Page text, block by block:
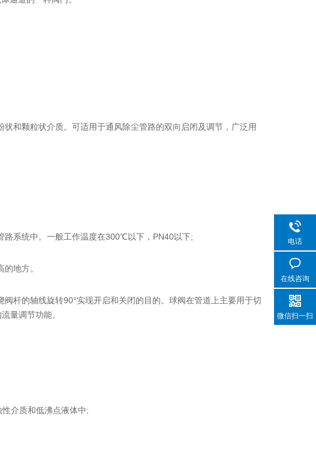
颗粒状介质。可适用于通风除尘管路的双向启闭及调节，广泛用
系统中。一般工作温度在300℃以下，PN40以下;
地方。
的轴线旋转90°实现开启和关闭的目的。球阀在管道上主要用于切
量调节功能。
介质和低沸点液体中;
电话
在线咨询
微信扫一扫